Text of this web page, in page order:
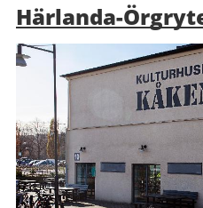
Härlanda-